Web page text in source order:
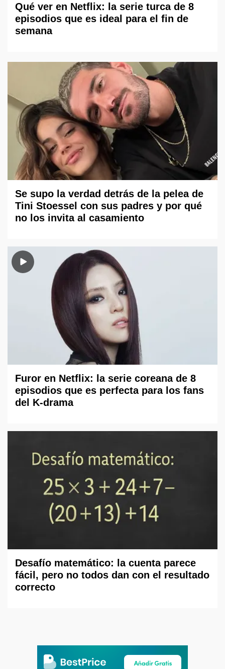
Qué ver en Netflix: la serie turca de 8
episodios que es ideal para el fin de
semana
Se supo la verdad detrás de la pelea de
Tini Stoessel con sus padres y por qué
no los invita al casamiento
Furor en Netflix: la serie coreana de 8
episodios que es perfecta para los fans
del K-drama
Desafío matemático: la cuenta parece
fácil, pero no todos dan con el resultado
correcto